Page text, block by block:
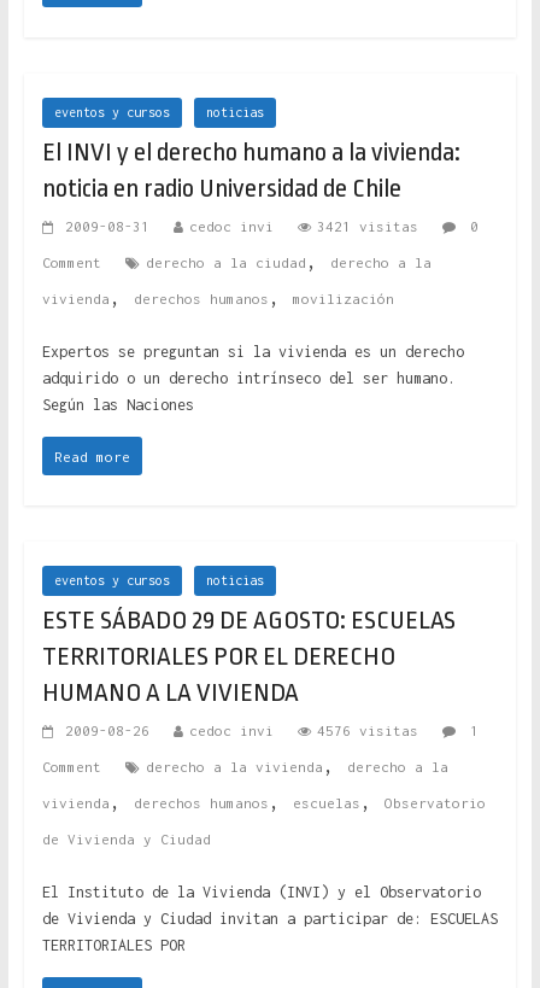
eventos y cursos noticias
El INVI y el derecho humano a la vivienda:
noticia en radio Universidad de Chile
2009-08-31 cedoc invi 3421 visitas 0
Comment derecho a la ciudad , derecho a la
vivienda , derechos humanos , movilización
Expertos se preguntan si la vivienda es un derecho
adquirido o un derecho intrínseco del ser humano.
Según las Naciones
Read more
eventos y cursos noticias
ESTE SÁBADO 29 DE AGOSTO: ESCUELAS
TERRITORIALES POR EL DERECHO
HUMANO A LA VIVIENDA
2009-08-26 cedoc invi 4576 visitas 1
Comment derecho a la vivienda , derecho a la
vivienda , derechos humanos , escuelas , Observatorio
de Vivienda y Ciudad
El Instituto de la Vivienda (INVI) y el Observatorio
de Vivienda y Ciudad invitan a participar de: ESCUELAS
TERRITORIALES POR